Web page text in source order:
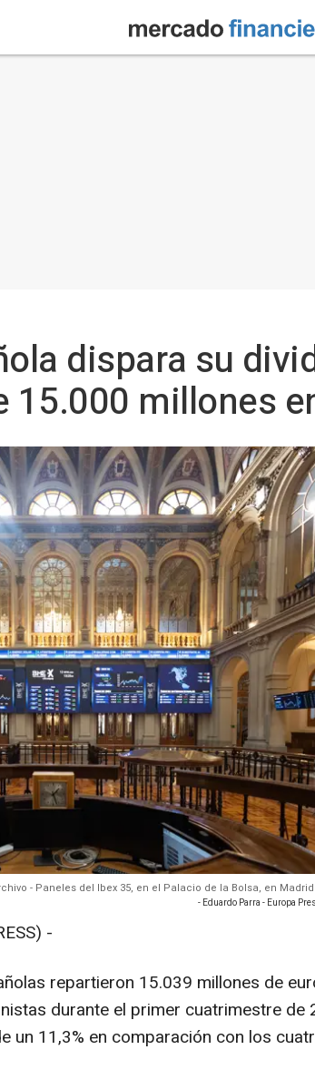
dispara su
15.000 millones
- Paneles del Ibex 35, en el Palacio de la Bolsa, en
- Eduardo Parra - Europa
-
repartieron 15.039 millones de
durante el primer cuatrimestre de
un 11,3% en comparación con los